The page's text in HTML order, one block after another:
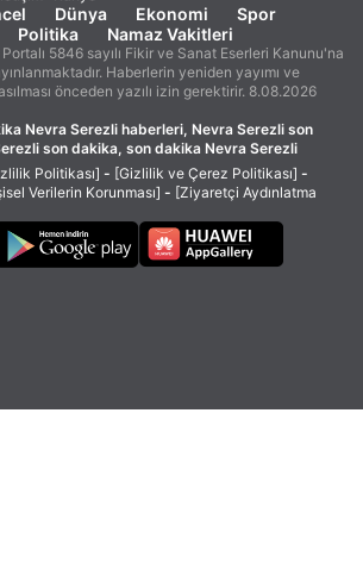
Dünya Ekonomi
Spor
Politika Namaz Vakitleri
5846 sayılı Fikir ve Sanat Eserleri Kanunu'na
Haberlerin yeniden yayımı ve
önceden yazılı izin gerektirir. 8.08.2026
Nevra Serezli haberleri, Nevra Serezli son
son dakika, son dakika Nevra Serezli
Politikası] - [Gizlilik ve Çerez Politikası] -
Verilerin Korunması] - [Ziyaretçi Aydınlatma